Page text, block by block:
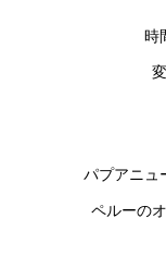
時
パプアニュ
ペルーの